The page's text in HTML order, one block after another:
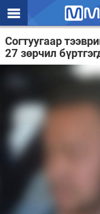
Эхлэл
Цаг агаар
Улс төр
Үзэл бодол
Спорт
Согтуугаар
27 зөрчил